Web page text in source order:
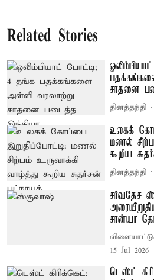
Related Stories
சாதனை
தினத்தந்தி
உலகக்
மணல்
கூறிய
தினத்தந்தி
சர்வதேச
சான்யா
15 Jul 2026
டெஸ்ட்